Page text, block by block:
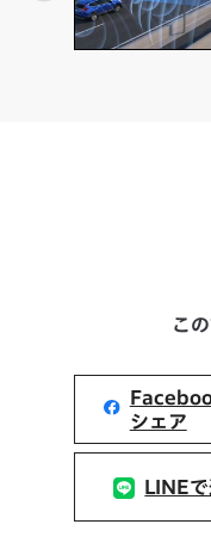
こ
シェア
LINE